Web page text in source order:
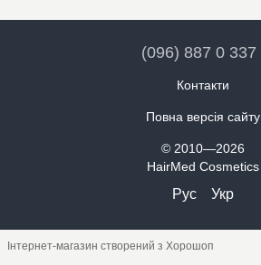
(096) 887 0 337
Контакти
Повна версія сайту
© 2010—2026
HairMed Cosmetics
Рус Укр
Інтернет-магазин створений з Хорошоп